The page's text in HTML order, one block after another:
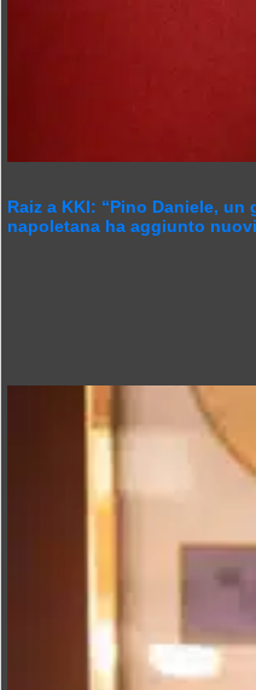
Raiz a KKI: “Pino Daniele,
napoletana ha aggiunto